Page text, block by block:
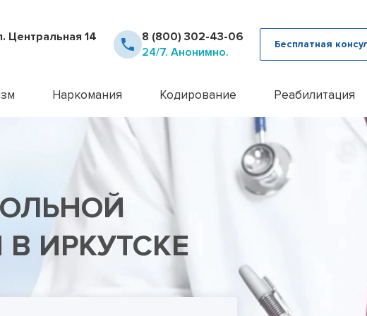
Центральная 14
8 (800) 302-43-06
24/7. Анонимно.
Бесплатная
лечение алкоголизма
от запоя
методом Рожнова
пожилых
в стационаре
интоксикации
алкоголизма
алкоголизма
Наркомания
Детоксикация наркозависимых
Кодирование от наркомании
Лечение наркомании амбулаторно
Лечение наркомании у подростков
Лечение наркомании в стационаре
Лечение спайсовой зависимости
Лечение табакокурения
Лечение зависимости от Гашиша
Лечение зависимости от Лирики
Кодирование
Кодирование Аквилонг
Кодирование алкоголизма на дому
Кодирование алкоголизма уколом
Кодирование алкоголизма вшиванием
Кодирование Двойной Блок
Кодирование иглоукалыванием
Кодирование Налтрексоном
Кодирование наркозависимости
Кодирование от алкоголизма
Кодирование от алкоголизма Эспераль
Кодирование по методу Довженко
Реабилитация
Day Top
Реабилитации
Реабилитация
Консультация психолога
Лечение алкоголизма с
Лечение анорексии
Лечение бессонницы
Лечение бессонницы у
Лечение бессонницы у
Лечение биполярного
Лечение деменции
Лечение депрессии
Лечение дисморфофобии
Лечение игромании
ИРКУТСКЕ